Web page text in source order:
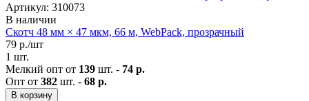
Артикул: 310073
В наличии
Скотч 48 мм × 47 мкм, 66 м, WebPack, прозрачный
79 р./шт
1 шт.
Мелкий опт от 139 шт. - 74 р.
Опт от 382 шт. - 68 р.
В корзину